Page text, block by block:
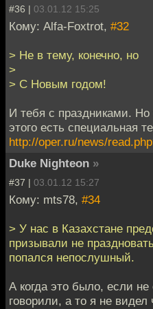
#36 | 03.01.12 15:25
Кому: Alfa-Foxtrot, #32
> Не в тему, конечно, но
>
> С Новым годом!
И тебя с праздниками. Но
этого есть специальная
http://oper.ru/news/
Duke Nighteon »
#37 | 03.01.12 15:27
Кому: mts78, #34
> У нас в Казахстане
призывали не
попался непослушный.
А когда это было, если не
говорили, а то я не видел